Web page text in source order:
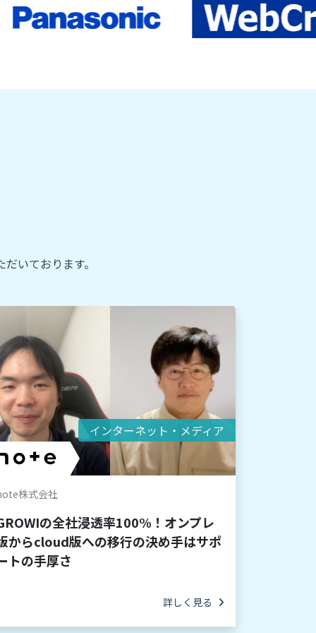
いております。
インターネット・メディア
株式会社
の全社浸透率100%！オンプレ
からcloud版への移行の決め手はサポ
トの手厚さ
詳しく見る